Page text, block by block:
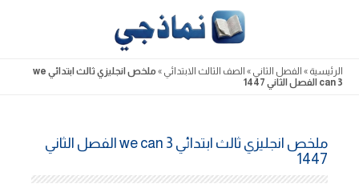
Skip
to
content
الرئيسية » الفصل الثاني » الصف الثالث الابتدائي »
ملخص انجليزي ثالث ابتدائي we
can 3 الفصل الثاني 1447
ملخص انجليزي ثالث ابتدائي we can 3 الفصل الثاني
1447